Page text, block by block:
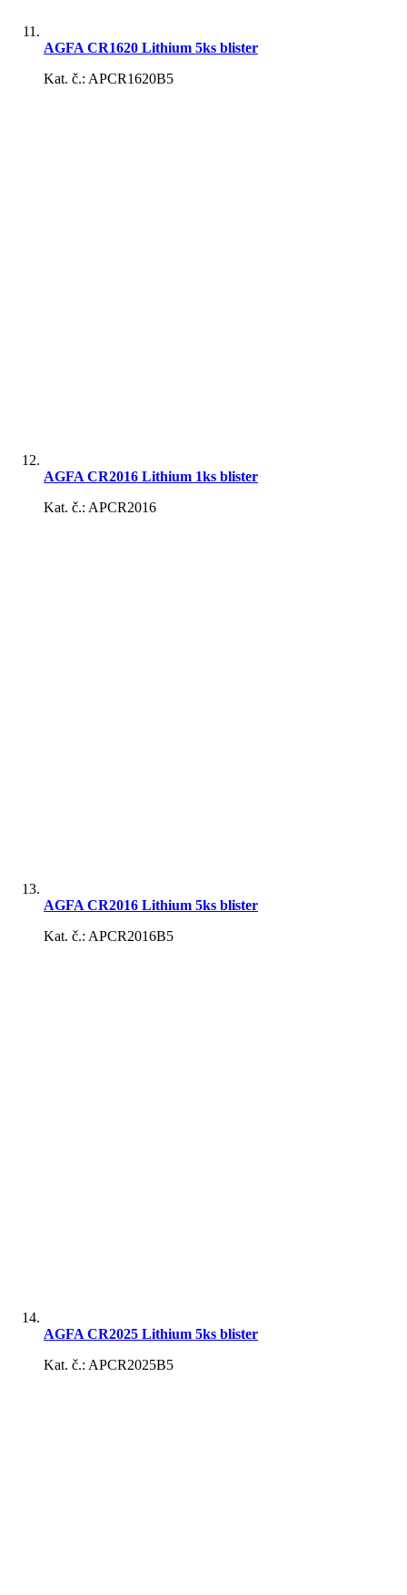
AGFA CR1620 Lithium 5ks blister
Kat. č.: APCR1620B5
AGFA CR2016 Lithium 1ks blister
Kat. č.: APCR2016
AGFA CR2016 Lithium 5ks blister
Kat. č.: APCR2016B5
AGFA CR2025 Lithium 5ks blister
Kat. č.: APCR2025B5